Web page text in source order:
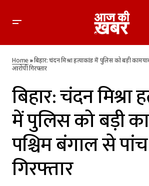
पांच आरोपी गिरफ्तार
Home»बिहार: चंदन मिश्रा हत्याकांड में पुलिस को बड़ी
आरोपी गिरफ्तार
बिहार: चंदन मिश्रा
में पुलिस को बड़ी
पश्चिम बंगाल से
गिरफ्तार